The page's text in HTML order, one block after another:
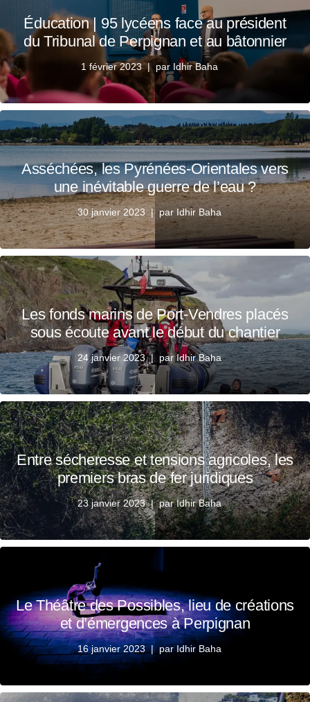
Éducation | 95 lycéens face au président
du Tribunal de Perpignan et au bâtonnier
1 février 2023 par Idhir Baha
Asséchées, les Pyrénées-Orientales vers
une inévitable guerre de l’eau ?
30 janvier 2023 par Idhir Baha
Les fonds marins de Port-Vendres placés
sous écoute avant le début du chantier
24 janvier 2023 parIdhir Baha
Entre sécheresse et tensions agricoles, les
premiers bras de fer juridiques
23 janvier 2023 parIdhir Baha
Le Théâtre des Possibles, lieu de créations
et d’émergences à Perpignan
16 janvier 2023 parIdhir Baha